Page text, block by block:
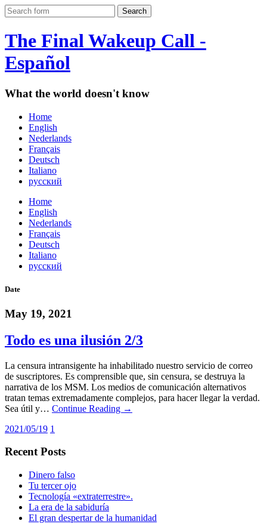
The Final Wakeup Call -
Español
What the world doesn't know
Home
English
Nederlands
Français
Deutsch
Italiano
русский
Home
English
Nederlands
Français
Deutsch
Italiano
русский
Date
May 19, 2021
Todo es una ilusión 2/3
La censura intransigente ha inhabilitado nuestro servicio de correo
de suscriptores. Es comprensible que, sin censura, se destruya la
narrativa de los MSM. Los medios de comunicación alternativos
tratan temas extremadamente complejos, para hacer llegar la verdad.
Sea útil y… Continue Reading →
2021/05/19 1
Recent Posts
Dinero falso
Tu tercer ojo
Tecnología «extraterrestre».
La era de la sabiduría
El gran despertar de la humanidad